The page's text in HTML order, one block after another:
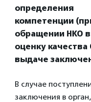
определения
компетенции
обращении НКО
оценку
выдаче
В случае
заключения в